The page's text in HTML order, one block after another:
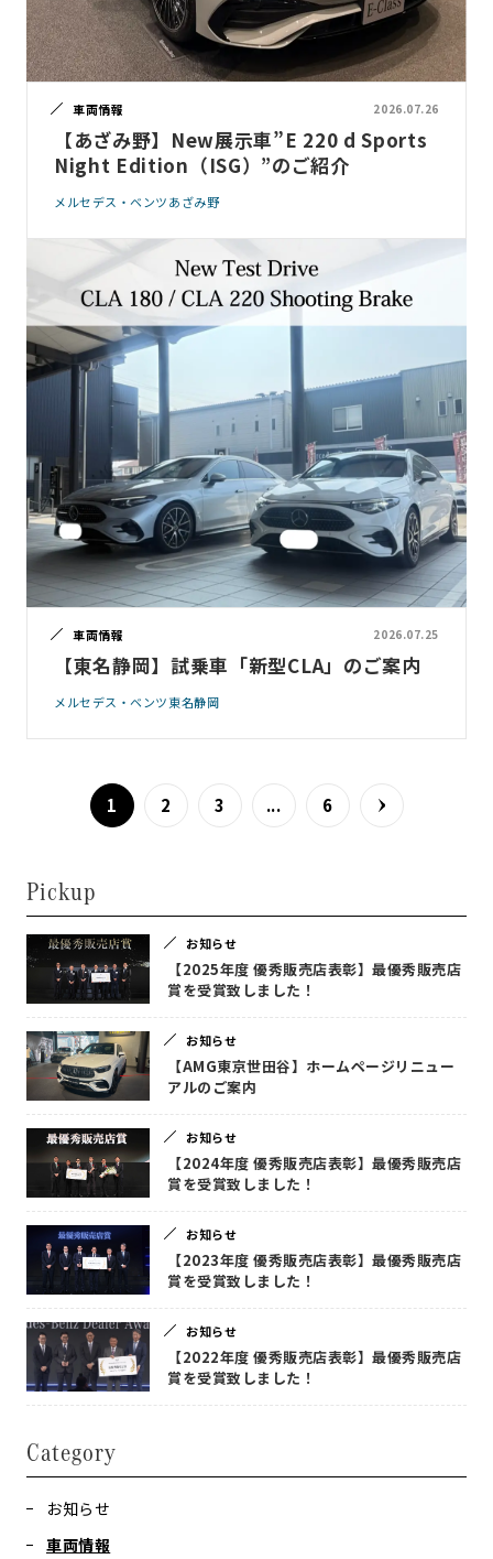
車両情報 2026.07.26
【あざみ野】New展示車”E 220 d Sports
Night Edition（ISG）”のご紹介
メルセデス・ベンツあざみ野
車両情報 2026.07.25
【東名静岡】試乗車「新型CLA」のご案内
メルセデス・ベンツ東名静岡
1 2 3 ... 6
Pickup
お知らせ
【2025年度 優秀販売店表彰】最優秀販売店
賞を受賞致しました！
お知らせ
【AMG東京世田谷】ホームページリニュー
アルのご案内
お知らせ
【2024年度 優秀販売店表彰】最優秀販売店
賞を受賞致しました！
お知らせ
【2023年度 優秀販売店表彰】最優秀販売店
賞を受賞致しました！
お知らせ
【2022年度 優秀販売店表彰】最優秀販売店
賞を受賞致しました！
Category
お知らせ
車両情報